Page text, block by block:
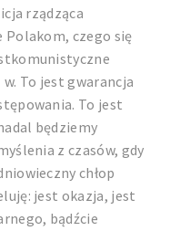
rządząca
Polakom, czego się
To jest gwarancja
To jest
będziemy
z czasów, gdy
chłop
jest okazja, jest
bądźcie